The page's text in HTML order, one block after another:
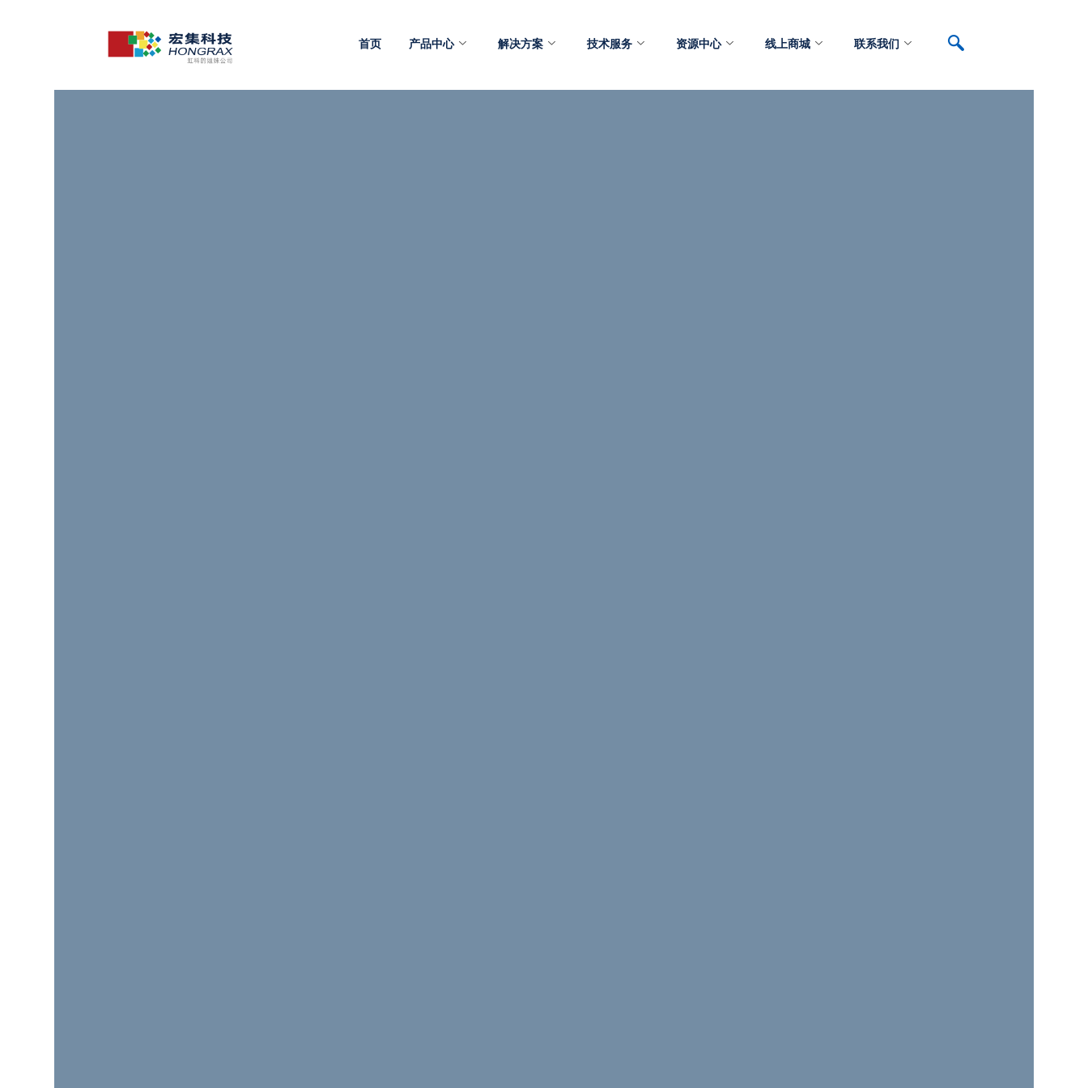
首页 产品中心 解决方案 技术服务 资源中心 线上商城 联系我们